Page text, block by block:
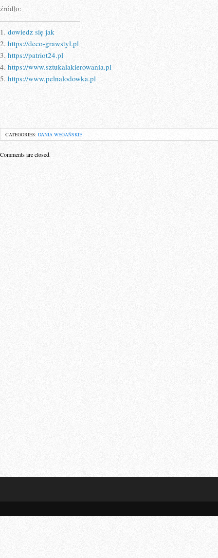
źródło:
———————————
1. dowiedz się jak
2. https://deco-grawstyl.pl
3. https://patriot24.pl
4. https://www.sztukalakierowania.pl
5. https://www.pelnalodowka.pl
CATEGORIES: DANIA WEGAŃSKIE
Comments are closed.